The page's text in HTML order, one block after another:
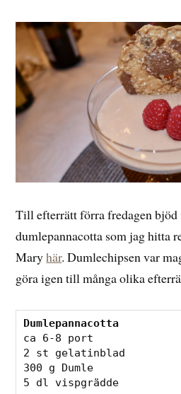
Till efterrätt förra fredagen bjöd
dumlepannacotta som jag hitta
Maryhär. Dumlechipsen var
göra igen till många olika
Dumlepannacotta
ca 6-8 port
2 st gelatinblad
300 g Dumle
5 dl vispgrädde